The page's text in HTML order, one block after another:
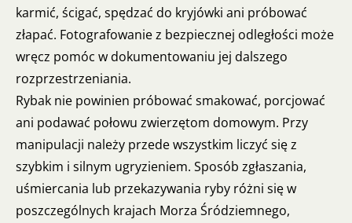
karmić, ścigać, spędzać do kryjówki ani próbować
złapać. Fotografowanie z bezpiecznej odległości może
wręcz pomóc w dokumentowaniu jej dalszego
rozprzestrzeniania.
Rybak nie powinien próbować smakować, porcjować
ani podawać połowu zwierzętom domowym. Przy
manipulacji należy przede wszystkim liczyć się z
szybkim i silnym ugryzieniem. Sposób zgłaszania,
uśmiercania lub przekazywania ryby różni się w
poszczególnych krajach Morza Śródziemnego,